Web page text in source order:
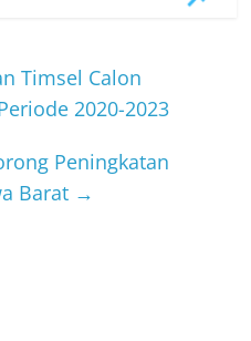
Timsel Calon
2020-2023
Peningkatan
Barat →